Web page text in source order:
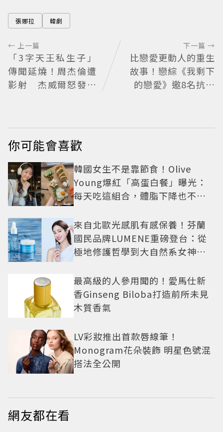
張娜拉 韓劇
← 上一篇
「3字天王私生子」
傳聞延燒！周杰倫遭
影射 杰威爾怒發聲
下一篇 →
比戀愛更動人的重生
故事！戀綜《我剩下
的戀愛》邀8名抗病
痛
你可能會喜歡
韓國女生不是靠節食！Olive
Young爆紅「高蛋白餐」曝光：
每天吃這組合，體脂下降也不怕
來自北歐光感肌有感保養！芬蘭
國民品牌LUMENE重磅登台：從
極地修護哲學到大自然系女神莫
最高級的人參用聞的！愛馬仕新
香Ginseng Biloba打造前所未見
木質香氣
LV彩妝推出首款唇線筆！
Monogram花朵裝飾 明星色號混
搭法全公開
網友都在看